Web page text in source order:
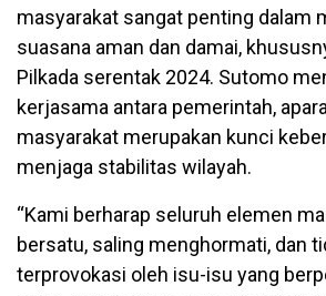
masyarakat sangat penting dalam
suasana aman dan damai,
Pilkada serentak 2024. Sutomo
kerjasama antara pemerintah,
masyarakat merupakan kunci
menjaga stabilitas wilayah.
“Kami berharap seluruh elemen
bersatu, saling menghormati, dan
terprovokasi oleh isu-isu yang